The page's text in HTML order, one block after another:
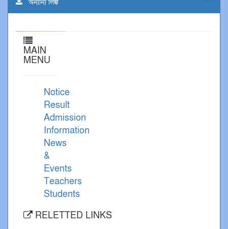
অন্যান্য লিঙ্ক
MAIN
MENU
Notice
Result
Admission
Information
News
&
Events
Teachers
Students
RELETTED LINKS